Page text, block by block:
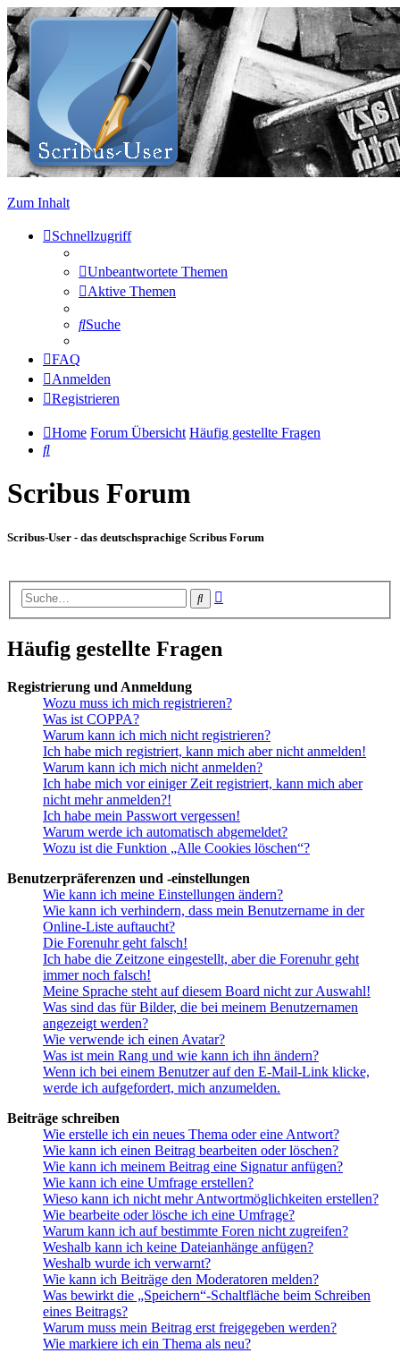
Zum Inhalt
Schnellzugriff
Unbeantwortete Themen
Aktive Themen
Suche
FAQ
Anmelden
Registrieren
Home Forum Übersicht Häufig gestellte Fragen
Suche
Scribus Forum
Scribus-User - das deutschsprachige Scribus Forum
Suche
Häufig gestellte Fragen
Registrierung und Anmeldung
Wozu muss ich mich registrieren?
Was ist COPPA?
Warum kann ich mich nicht registrieren?
Ich habe mich registriert, kann mich aber nicht anmelden!
Warum kann ich mich nicht anmelden?
Ich habe mich vor einiger Zeit registriert, kann mich aber
nicht mehr anmelden?!
Ich habe mein Passwort vergessen!
Warum werde ich automatisch abgemeldet?
Wozu ist die Funktion „Alle Cookies löschen“?
Benutzerpräferenzen und -einstellungen
Wie kann ich meine Einstellungen ändern?
Wie kann ich verhindern, dass mein Benutzername in der
Online-Liste auftaucht?
Die Forenuhr geht falsch!
Ich habe die Zeitzone eingestellt, aber die Forenuhr geht
immer noch falsch!
Meine Sprache steht auf diesem Board nicht zur Auswahl!
Was sind das für Bilder, die bei meinem Benutzernamen
angezeigt werden?
Wie verwende ich einen Avatar?
Was ist mein Rang und wie kann ich ihn ändern?
Wenn ich bei einem Benutzer auf den E-Mail-Link klicke,
werde ich aufgefordert, mich anzumelden.
Beiträge schreiben
Wie erstelle ich ein neues Thema oder eine Antwort?
Wie kann ich einen Beitrag bearbeiten oder löschen?
Wie kann ich meinem Beitrag eine Signatur anfügen?
Wie kann ich eine Umfrage erstellen?
Wieso kann ich nicht mehr Antwortmöglichkeiten erstellen?
Wie bearbeite oder lösche ich eine Umfrage?
Warum kann ich auf bestimmte Foren nicht zugreifen?
Weshalb kann ich keine Dateianhänge anfügen?
Weshalb wurde ich verwarnt?
Wie kann ich Beiträge den Moderatoren melden?
Was bewirkt die „Speichern“-Schaltfläche beim Schreiben
eines Beitrags?
Warum muss mein Beitrag erst freigegeben werden?
Wie markiere ich ein Thema als neu?